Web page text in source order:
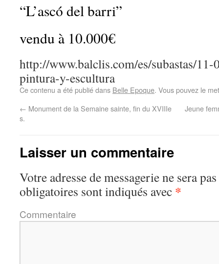
“L’ascó del barri”
vendu à 10.000€
http://www.balclis.com/es/subastas/11-
pintura-y-escultura
Ce contenu a été publié dans Belle Epoque. Vous pouvez le
← Monument de la Semaine sainte, fin du XVIIIe
s.
Jeune
Laisser un commentaire
Votre adresse de messagerie ne sera
obligatoires sont indiqués avec *
Commentaire